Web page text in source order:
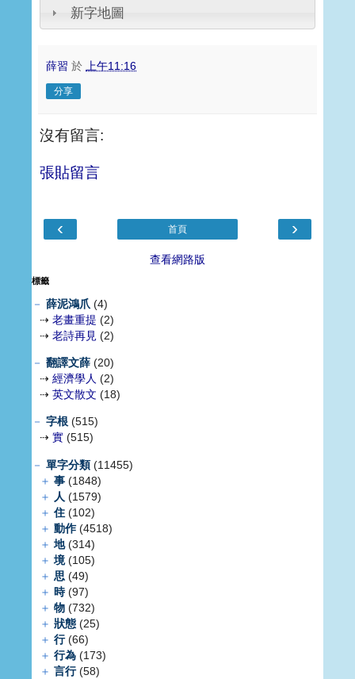
新字地圖
薛習 於 上午11:16
分享
沒有留言:
張貼留言
‹ ›
首頁
查看網路版
標籤
－ 薛泥鴻爪 (4)
⇢ 老畫重提 (2)
⇢ 老詩再見 (2)
－ 翻譯文薛 (20)
⇢ 經濟學人 (2)
⇢ 英文散文 (18)
－ 字根 (515)
⇢ 實 (515)
－ 單字分類(11455)
＋ 事 (1848)
＋
人 (1579)
＋ 住 (102)
＋ 動作(4518)
＋ 地(314)
＋ 境(105)
＋ 思 (49)
＋ 時(97)
＋ 物 (732)
＋ 狀態 (25)
＋ 行(66)
＋ 行為 (173)
＋ 言行(58)